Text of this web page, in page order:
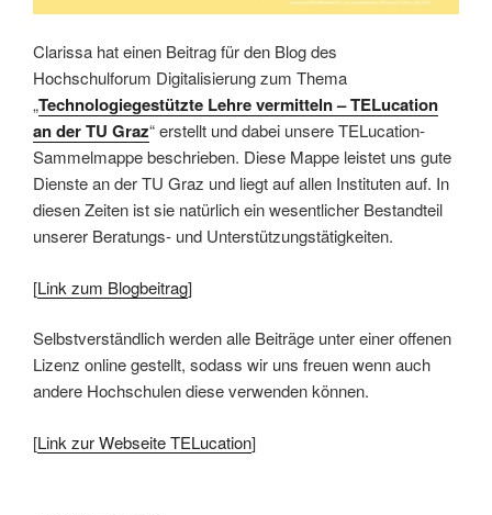
Clarissa hat einen Beitrag für den Blog des
Hochschulforum Digitalisierung zum Thema
„Technologiegestützte Lehre vermitteln – TELucation
an der TU Graz“ erstellt und dabei unsere TELucation-
Sammelmappe beschrieben. Diese Mappe leistet uns gute
Dienste an der TU Graz und liegt auf allen Instituten auf. In
diesen Zeiten ist sie natürlich ein wesentlicher Bestandteil
unserer Beratungs- und Unterstützungstätigkeiten.
[Link zum Blogbeitrag]
Selbstverständlich werden alle Beiträge unter einer offenen
Lizenz online gestellt, sodass wir uns freuen wenn auch
andere Hochschulen diese verwenden können.
[Link zur Webseite TELucation]